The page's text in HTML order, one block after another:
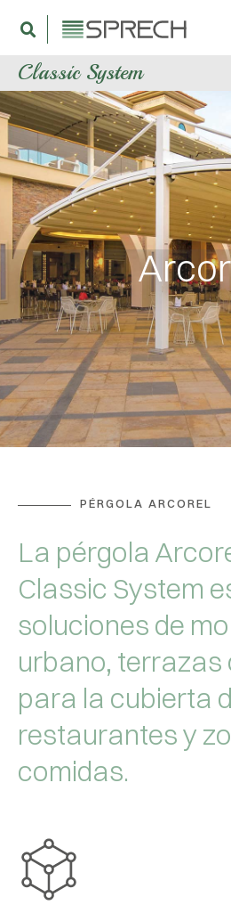
Classic System
PÉRGOLA ARCOREL
La pérgola
Classic System
soluciones de
urbano, terrazas
para la cubierta
restaurantes y
comidas.